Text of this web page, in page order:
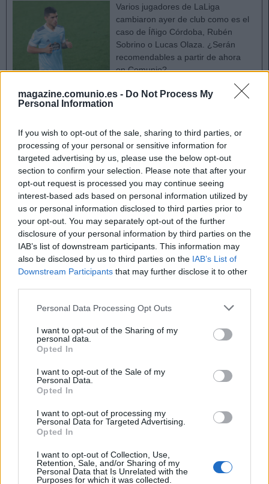
magazine.comunio.es - Do Not Process My
Personal Information
If you wish to opt-out of the sale, sharing to third parties, or
processing of your personal or sensitive information for
targeted advertising by us, please use the below opt-out
section to confirm your selection. Please note that after your
opt-out request is processed you may continue seeing
interest-based ads based on personal information utilized by
us or personal information disclosed to third parties prior to
your opt-out. You may separately opt-out of the further
disclosure of your personal information by third parties on the
IAB’s list of downstream participants. This information may
also be disclosed by us to third parties on the IAB’s List of
Downstream Participants that may further disclose it to other
Please note that this website/app uses one or more Google
not limited to your visit or usage behaviour. You may click to
grant or deny consent to Google and its third-party tags to
use your data for below specified purposes in below Google
consent section.
Personal Data Processing Opt Outs
I want to opt-out of the Sharing of my
personal data.
Opted In
I want to opt-out of the Sale of my
Personal Data.
Opted In
I want to opt-out of processing my
Personal Data for Targeted Advertising.
Opted In
I want to opt-out of Collection, Use,
Retention, Sale, and/or Sharing of my
Personal Data that Is Unrelated with the
Purposes for which it was collected.
Varios jugadores de LaLiga
cambiaron ayer de club como es el
caso de Íñigo Córdoba, Rubén
Sobrino o Lucas Olaza. ¿Serán
recomendables a partir de ahora
en Comunio?
El Granada ha reforzado el centro del campo con la
incorporación del portugués Domingos Quina (21 años),
cedido por el Watford. En el club inglés ha jugado un total
de 22 partidos en las tres últimas temporadas, repartidos
entre Premier y Championship, en los que anotó 2 goles. Ha
sido internacional con Portugal en todas las categorías
inferiores.
Llega al conjunto nazarí para suplir la baja de Azeez y dar
más opciones en la medular a Diego Martínez, quien ha
partidos en las últimas tres temporadas y sus medias en
SofaScore no son superiores al 6,6, lo que significarían 2
esperar demasiado, además llega falto de forma tras haber
superado recientemente una lesión.
Análisis: Cutrone, Ferro y Oliva, nuevos refuerzos del
Valencia
El mercado de fichajes de invierno
se cerró el lunes y el Valencia fue
uno de los equipos más activos,